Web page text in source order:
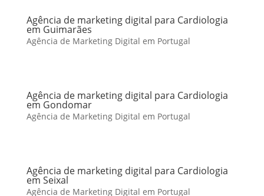
Agência de marketing digital para Cardiologia
em Guimarães
Agência de Marketing Digital em Portugal
Agência de marketing digital para Cardiologia
em Gondomar
Agência de Marketing Digital em Portugal
Agência de marketing digital para Cardiologia
em Seixal
Agência de Marketing Digital em Portugal